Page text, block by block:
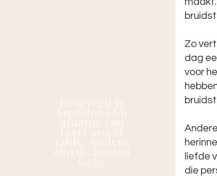
Zo
dag
voor
liefde
die